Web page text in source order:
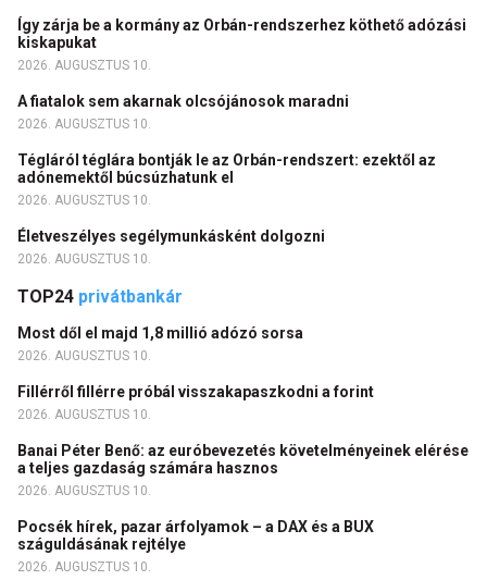
Így zárja be a kormány az Orbán-rendszerhez köthető adózási
kiskapukat
2026. AUGUSZTUS 10.
A fiatalok sem akarnak olcsójánosok maradni
2026. AUGUSZTUS 10.
Tégláról téglára bontják le az Orbán-rendszert: ezektől az
adónemektől búcsúzhatunk el
2026. AUGUSZTUS 10.
Életveszélyes segélymunkásként dolgozni
2026. AUGUSZTUS 10.
TOP24 privátbankár
Most dől el majd 1,8 millió adózó sorsa
2026. AUGUSZTUS 10.
Fillérről fillérre próbál visszakapaszkodni a forint
2026. AUGUSZTUS 10.
Banai Péter Benő: az euróbevezetés követelményeinek elérése
a teljes gazdaság számára hasznos
2026. AUGUSZTUS 10.
Pocsék hírek, pazar árfolyamok – a DAX és a BUX
száguldásának rejtélye
2026. AUGUSZTUS 10.